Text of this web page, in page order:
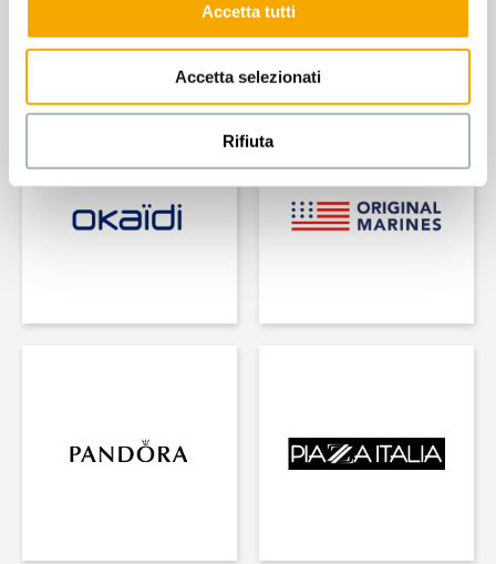
Accetta tutti
Accetta selezionati
Rifiuta